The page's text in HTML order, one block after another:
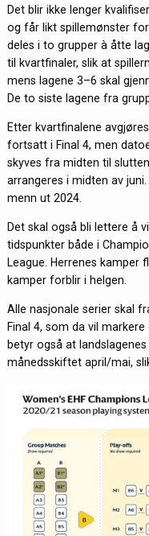
Det blir ikke lenger
og får likt spillemønster
deles i to grupper à åtte
til kvartfinaler, slik at
mens lagene 3–6 skal
De to siste lagene fra
Etter kvartfinalene
fortsatt i Final 4, men
skyves fra midten til
arrangeres i midten av
menn ut 2024.
Det skal også bli lettere å
tidspunkter både i
League. Herrenes kamper
kamper forblir i helgen.
Alle nasjonale serier skal
Final 4, som da vil
betyr også at
månedsskiftet april/mai,